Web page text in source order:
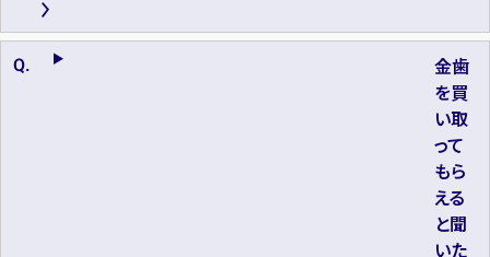
金歯
を買
い取
って
もら
える
と聞
いた